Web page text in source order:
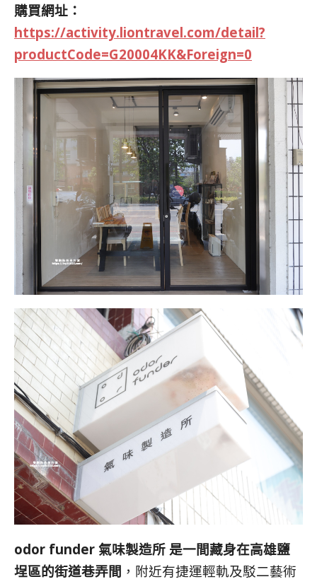
購買網址：
https://activity.liontravel.com/detail?
productCode=G20004KK&Foreign=0
odor funder 氣味製造所 是一間藏身在高雄鹽
埕區的街道巷弄間 ，附近有捷運輕軌及駁二藝術